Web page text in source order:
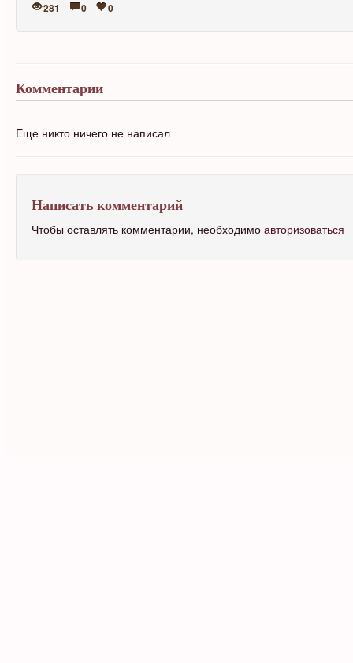
281 0 0
Комментарии
Еще никто ничего не написал
Написать комментарий
Чтобы оставлять комментарии, необходимо авторизоваться